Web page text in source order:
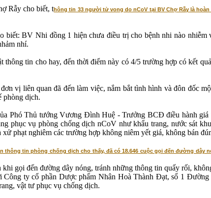
Rẫy cho biết, thông tin 33 người tử vong do nCoV tại BV Chợ Rẫy là
BV Nhi đồng 1 hiện chưa điều trị cho bệnh nhi nào nhiễm
nhí.
thông tin cho hay, đến thời điểm này có 4/5 trường hợp có kết
vị liên quan đã đến làm việc, nắm bắt tình hình và đôn đốc
phòng dịch.
Phó Thủ tướng Vương Đình Huệ - Trưởng BCĐ điều hành
phục vụ phòng chống dịch nCoV như khẩu trang, nước sát
phạt nghiêm các trường hợp không niêm yết giá, không bán
tin phòng chống dịch cho thấy, đã có 18.646 cuộc gọi đến đường dây
gọi đến đường dây nóng, tránh những thông tin quấy rối,
ty cổ phần Dược phẩm Nhân Hoà Thành Đạt, số 1
vật tư phục vụ chống dịch.